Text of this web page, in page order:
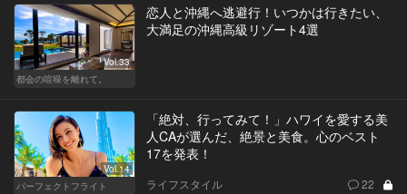
Vol.33
都会の喧噪を離れて。
恋人と沖縄へ逃避行！いつかは行きたい、
大満足の沖縄高級リゾート4選
Vol.14
パーフェクトフライト
「絶対、行ってみて！」ハワイを愛する美
人CAが選んだ、絶景と美食。心のベスト
17を発表！
ライフスタイル 22